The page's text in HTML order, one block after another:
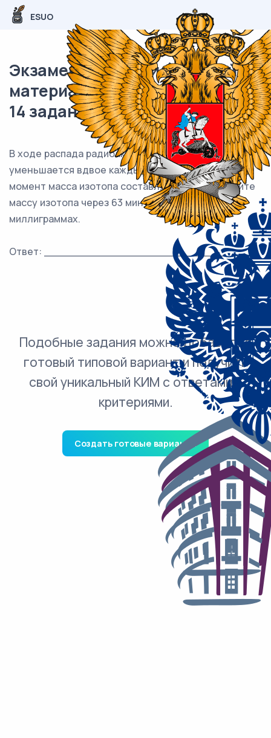
ESUO
Экзаменационный (типовой)
материал ОГЭ / Математика /
14 задания (24) / 76
В ходе распада радиоактивного изотопа его масса
уменьшается вдвое каждые 9 минут. В начальный
момент масса изотопа составляла 320 мг. Найдите
массу изотопа через 63 минуты. Ответ дайте в
миллиграммах.
Ответ: ___________________________.
Подобные задания можно добавить в
готовый типовой вариант и получить
свой уникальный КИМ с ответами и
критериями.
Создать готовые варианты